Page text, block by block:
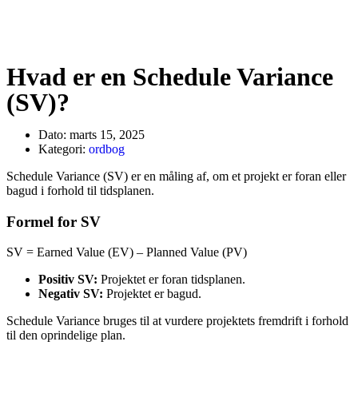
Hvad er en Schedule Variance
(SV)?
Dato: marts 15, 2025
Kategori: ordbog
Schedule Variance (SV) er en måling af, om et projekt er foran eller
bagud i forhold til tidsplanen.
Formel for SV
SV = Earned Value (EV) – Planned Value (PV)
Positiv SV: Projektet er foran tidsplanen.
Negativ SV: Projektet er bagud.
Schedule Variance bruges til at vurdere projektets fremdrift i forhold
til den oprindelige plan.